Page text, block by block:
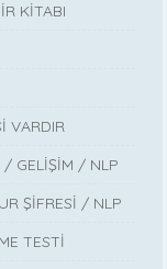
KİTABI
VARDIR
/ GELİŞİM / NLP
ŞİFRESİ / NLP
TESTİ